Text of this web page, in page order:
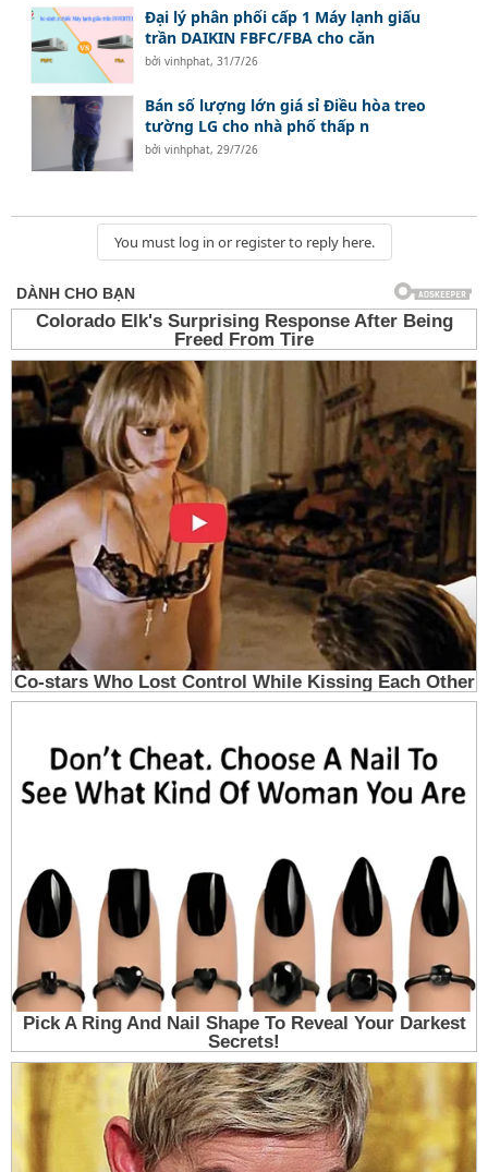
Đại lý phân phối cấp 1 Máy lạnh giấu
trần DAIKIN FBFC/FBA cho căn
bởivinhphat,31/7/26
Bán số lượng lớn giá sỉ Điều hòa treo
tường LG cho nhà phố thấp n
bởivinhphat, 29/7/26
You must log in or register to reply here.